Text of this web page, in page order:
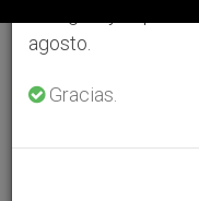
agosto.
Gracias.